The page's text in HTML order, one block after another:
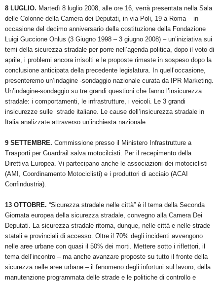
8 LUGLIO. Martedì 8 luglio 2008, alle ore 16, verrà presentata nella Sala
delle Colonne della Camera dei Deputati, in via Poli, 19 a Roma – in
occasione del decimo anniversario della costituzione della Fondazione
Luigi Guccione Onlus (3 Giugno 1998 – 3 giugno 2008) – un’iniziativa sui
temi della sicurezza stradale per porre nell’agenda politica, dopo il voto di
aprile, i problemi ancora irrisolti e le proposte rimaste in sospeso dopo la
conclusione anticipata della precedente legislatura. In quell’occasione,
presenteremo un’indagine -sondaggio nazionale curata da IPR Marketing.
Un’indagine-sondaggio su tre grandi questioni che fanno l’insicurezza
stradale: i comportamenti, le infrastrutture, i veicoli. Le 3 grandi
insicurezze sulle strade italiane. Le cause dell’insicurezza stradale in
Italia analizzate attraverso un’inchiesta nazionale.
9 SETTEMBRE. Commissione presso il Ministero Infrastrutture a
Trasporti per Guardrail salva motocilcisti. Per il recepimento della
Direttiva Europea. Vi partecipano anche le associazioni dei motociclisti
(AMI, Coordinamento Motociclisti) e i produttori di acciaio (ACAI
Confindustria).
13 OTTOBRE. “Sicurezza stradale nelle città” è il tema della Seconda
Giornata europea della sicurezza stradale, convegno alla Camera Dei
Deputati. La sicurezza stradale ritorna, dunque, nelle città e nelle strade
statali e provinciali di accesso. Oltre il 70% degli incidenti avvengono
nelle aree urbane con quasi il 50% dei morti. Mettere sotto i riflettori, il
tema dell’incontro – ma anche avanzare proposte su tutto il fronte della
sicurezza nelle aree urbane – il fenomeno degli infortuni sul lavoro, della
manutenzione programmata delle strade e le politiche di controllo e